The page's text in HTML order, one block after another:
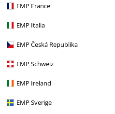
EMP France
EMP Italia
EMP Česká Republika
EMP Schweiz
EMP Ireland
EMP Sverige
perfekt